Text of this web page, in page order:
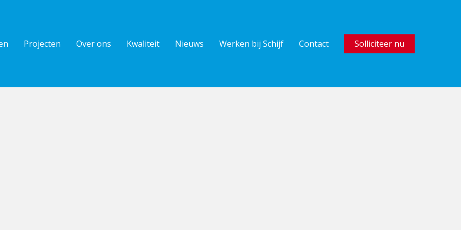
Projecten Over ons Kwaliteit Nieuws Werken bij Schijf Contact Solliciteer nu